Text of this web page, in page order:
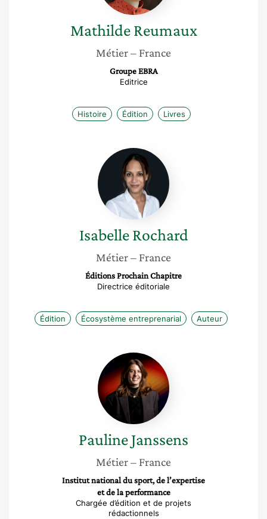
Mathilde Reumaux
Métier– France
Groupe EBRA
Editrice
Histoire Édition Livres
Isabelle
Rochard
Isabelle Rochard
Métier– France
Éditions Prochain Chapitre
Directrice éditoriale
Édition Écosystème entreprenarial Auteur
Pauline
Janssens
PaulineJanssens
Métier– France
Institut national du sport, de l’expertise
et de la performance
Chargée d’édition et de projets
rédactionnels